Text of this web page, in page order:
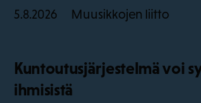
5.8.2026 Muusikkojen liitto
Kuntoutusjärjestelmä voi
ihmisistä